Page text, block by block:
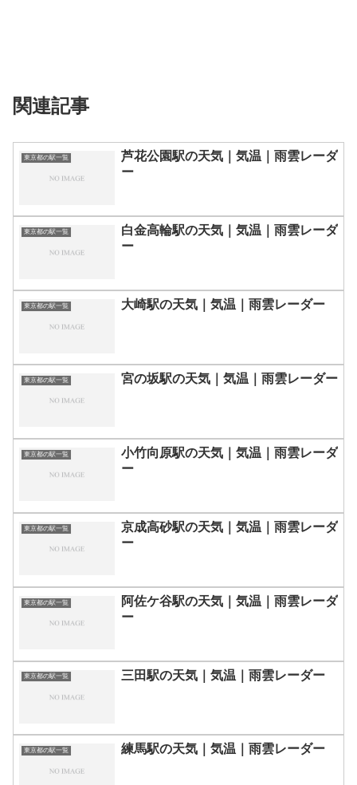
関連記事
東京都の駅一覧
芦花公園駅の天気｜気温｜雨雲レーダ
ー
東京都の駅一覧
白金高輪駅の天気｜気温｜雨雲レーダ
ー
東京都の駅一覧 大崎駅の天気｜気温｜雨雲レーダー
東京都の駅一覧 宮の坂駅の天気｜気温｜雨雲レーダー
東京都の駅一覧
小竹向原駅の天気｜気温｜雨雲レーダ
ー
東京都の駅一覧
京成高砂駅の天気｜気温｜雨雲レーダ
ー
東京都の駅一覧
阿佐ケ谷駅の天気｜気温｜雨雲レーダ
ー
東京都の駅一覧 三田駅の天気｜気温｜雨雲レーダー
東京都の駅一覧 練馬駅の天気｜気温｜雨雲レーダー